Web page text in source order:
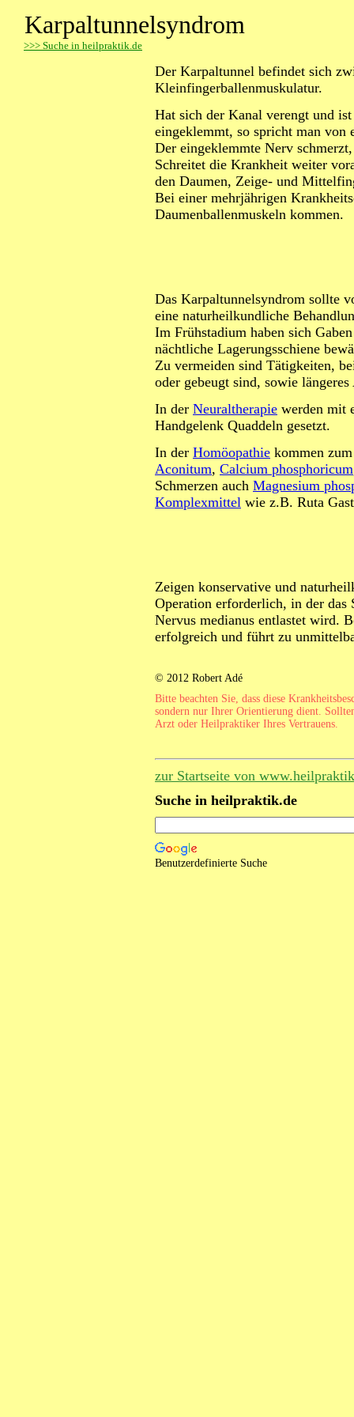
Karpaltunnelsyndrom
>>> Suche in heilpraktik.de
Der Karpaltunnel befindet sich
Kleinfingerballenmuskulatur.
Hat sich der Kanal verengt und
eingeklemmt, so spricht man von
Der eingeklemmte Nerv
Schreitet die Krankheit weiter
den Daumen, Zeige- und
Bei einer mehrjährigen
Daumenballenmuskeln kommen.
Das Karpaltunnelsyndrom sollte
eine naturheilkundliche
Im Frühstadium haben sich
nächtliche Lagerungsschiene
Zu vermeiden sind Tätigkeiten,
oder gebeugt sind, sowie
In der Neuraltherapie werden mit
Handgelenk Quaddeln gesetzt.
In der Homöopathie kommen
Aconitum, Calcium phosphoricum
Schmerzen auch Magnesium
Komplexmittel wie z.B. Ruta
Zeigen konservative und
Operation erforderlich, in der das
Nervus medianus entlastet wird.
erfolgreich und führt zu
© 2012 Robert Adé
Bitte beachten Sie, dass diese
sondern nur Ihrer Orientierung dient.
Arzt oder Heilpraktiker Ihres Vertrauens.
zur Startseite von
Suche in heilpraktik.de
Benutzerdefinierte Suche